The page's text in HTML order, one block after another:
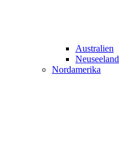
Australien
Neuseeland
Nordamerika